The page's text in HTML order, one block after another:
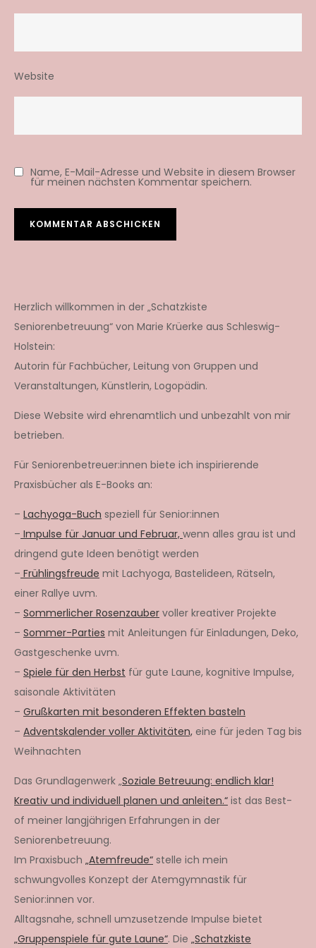
Website
Name, E-Mail-Adresse und Website in diesem Browser
für meinen nächsten Kommentar speichern.
Herzlich willkommen in der „Schatzkiste
Seniorenbetreuung“ von Marie Krüerke aus Schleswig-
Holstein:
Autorin für Fachbücher, Leitung von Gruppen und
Veranstaltungen, Künstlerin, Logopädin.
Diese Website wird ehrenamtlich und unbezahlt von mir
betrieben.
Für Seniorenbetreuer:innen biete ich inspirierende
Praxisbücher als E-Books an:
– Lachyoga-Buch speziell für Senior:innen
– Impulse für Januar und Februar, wenn alles grau ist und
dringend gute Ideen benötigt werden
– Frühlingsfreude mit Lachyoga, Bastelideen, Rätseln,
einer Rallye uvm.
– Sommerlicher Rosenzauber voller kreativer Projekte
– Sommer-Parties mit Anleitungen für Einladungen, Deko,
Gastgeschenke uvm.
– Spiele für den Herbst für gute Laune, kognitive Impulse,
saisonale Aktivitäten
– Grußkarten mit besonderen Effekten basteln
– Adventskalender voller Aktivitäten, eine für jeden Tag bis
Weihnachten
Das Grundlagenwerk „Soziale Betreuung: endlich klar!
Kreativ und individuell planen und anleiten.“ ist das Best-
of meiner langjährigen Erfahrungen in der
Seniorenbetreuung.
Im Praxisbuch „Atemfreude“ stelle ich mein
schwungvolles Konzept der Atemgymnastik für
Senior:innen vor.
Alltagsnahe, schnell umzusetzende Impulse bietet
„Gruppenspiele für gute Laune“. Die „Schatzkiste